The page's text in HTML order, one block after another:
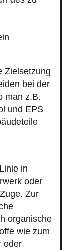
Zielsetzung
bei der
man z.B.
und EPS
in
oder
Zur
organische
wie zum
oder